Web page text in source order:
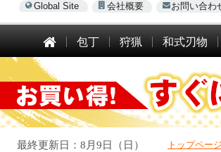
Global Site 会社概要 お問い合わ
包丁 狩猟 和式刃物
トップページ
最終更新日：8月9日（日）